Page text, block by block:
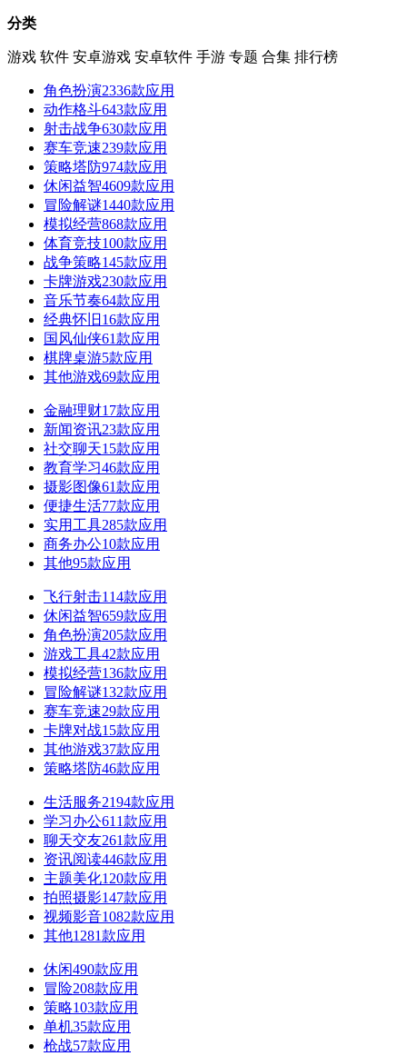
分类
游戏 软件 安卓游戏 安卓软件 手游 专题 合集 排行榜
角色扮演2336款应用
动作格斗643款应用
射击战争630款应用
赛车竞速239款应用
策略塔防974款应用
休闲益智4609款应用
冒险解谜1440款应用
模拟经营868款应用
体育竞技100款应用
战争策略145款应用
卡牌游戏230款应用
音乐节奏64款应用
经典怀旧 16款应用
国风仙侠61款应用
棋牌桌游5款应用
其他游戏69款应用
金融理财17款应用
新闻资讯23款应用
社交聊天15款应用
教育学习46款应用
摄影图像61款应用
便捷生活77款应用
实用工具285款应用
商务办公10款应用
其他95款应用
飞行射击114款应用
休闲益智659款应用
角色扮演205款应用
游戏工具42款应用
模拟经营136款应用
冒险解谜132款应用
赛车竞速29款应用
卡牌对战15款应用
其他游戏37款应用
策略塔防46款应用
生活服务2194款应用
学习办公611款应用
聊天交友261款应用
资讯阅读446款应用
主题美化120款应用
拍照摄影147款应用
视频影音1082款应用
其他1281款应用
休闲490款应用
冒险208款应用
策略103款应用
单机35款应用
枪战57款应用